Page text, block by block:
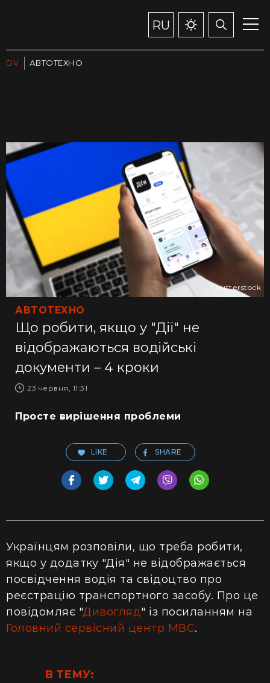
RU
DV АВТОТЕХНО
АВТОТЕХНО
Що робити, якщо у "Дії" не
відображаються водійські
документи – 4 кроки
23 червня, 11:31
Shutterstock
Просте вирішення проблеми
LIKE SHARE
Українцям розповіли, що треба робити,
якщо у додатку "Дія" не відображається
посвідчення водія та свідоцтво про
реєстрацію транспортного засобу. Про це
повідомляє "Дивогляд" із посиланням на
Головний сервісний центр МВС.
В ТЕМУ: